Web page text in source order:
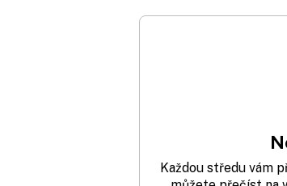
Každou středu vám